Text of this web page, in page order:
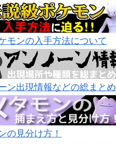
モンの入手方法について
ン出現情報などの総まとめ
の見分け方！